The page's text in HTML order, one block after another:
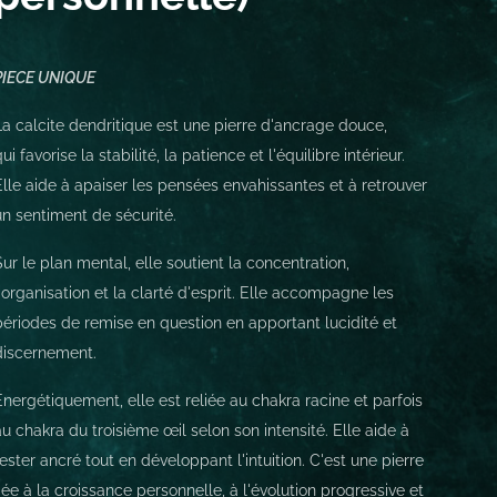
UNIQUE
calcite dendritique est une pierre d'ancrage douce,
favorise la stabilité, la patience et l'équilibre intérieur.
aide à apaiser les pensées envahissantes et à retrouver
sentiment de sécurité.
le plan mental, elle soutient la concentration,
et la clarté d'esprit. Elle accompagne les
de remise en question en apportant lucidité et
elle est reliée au chakra racine et parfois
chakra du troisième œil selon son intensité. Elle aide à
ancré tout en développant l'intuition. C'est une pierre
à la croissance personnelle, à l'évolution progressive et